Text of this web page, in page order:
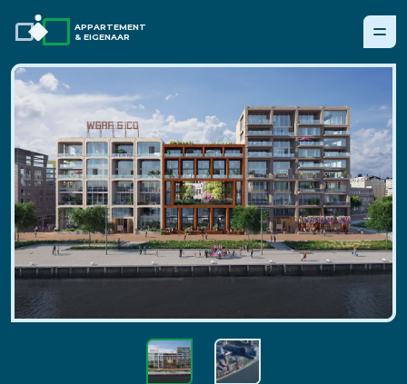
APPARTEMENT
& EIGENAAR